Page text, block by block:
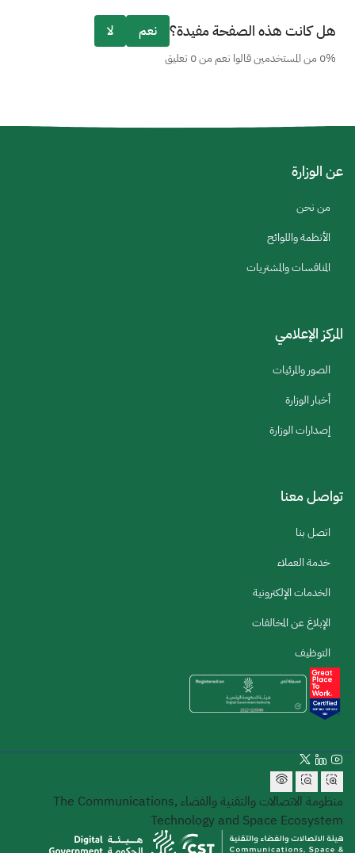
هل كانت هذه الصفحة مفيدة؟ نعم لا
0% من المستخدمين قالوا نعم من 0 تعليق
عن الوزارة
من نحن
الأنظمة واللوائح
المنافسات والمشتريات
المركز الإعلامي
الصور والمرئيات
أخبار الوزارة
إصدارات الوزارة
تواصل معنا
اتصل بنا
خدمة العملاء
الخدمات الإلكترونية
الإبلاغ عن المخالفات
التوظيف
منظومة الاتصالات والتقنية والفضاء The Communications,
Technology and Space Ecosystem